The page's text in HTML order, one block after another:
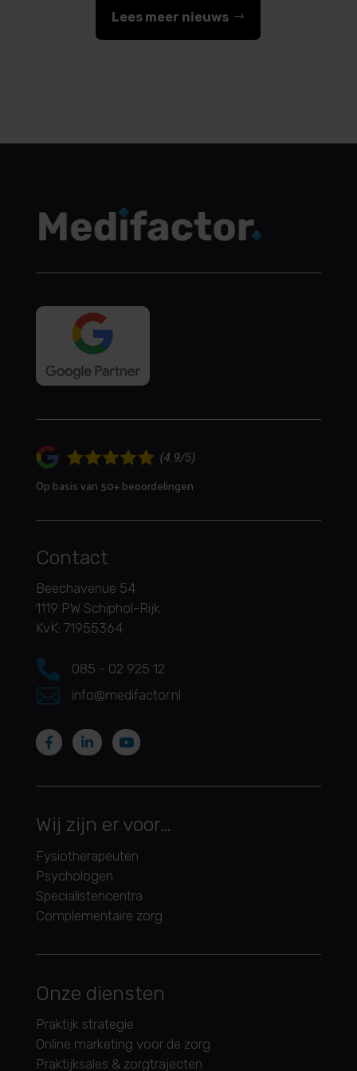
Lees meer nieuws
Op basis van 50+ beoordelingen
Contact
Beechavenue 54
1119 PW Schiphol-Rijk
KvK: 71955364
 085 - 02 925 12
 info@medifactor.nl
Wij zijn er voor…
Fysiotherapeuten
Psychologen
Specialistencentra
Complementaire zorg
Onze diensten
Praktijk strategie
Online marketing voor de zorg
Praktijksales & zorgtrajecten